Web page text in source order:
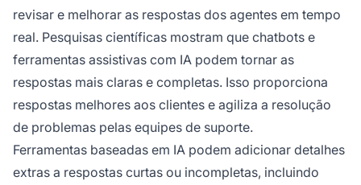
revisar e melhorar as respostas dos agentes em tempo
real. Pesquisas científicas mostram que chatbots e
ferramentas assistivas com IA podem tornar as
respostas mais claras e completas. Isso proporciona
respostas melhores aos clientes e agiliza a resolução
de problemas pelas equipes de suporte.
Ferramentas baseadas em IA podem adicionar detalhes
extras a respostas curtas ou incompletas, incluindo